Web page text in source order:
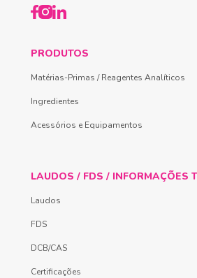
PRODUTOS
Matérias-Primas / Reagentes Analíticos
Ingredientes
Acessórios e Equipamentos
LAUDOS / FDS / INFORMAÇÕES
Laudos
FDS
DCB/CAS
Certificações